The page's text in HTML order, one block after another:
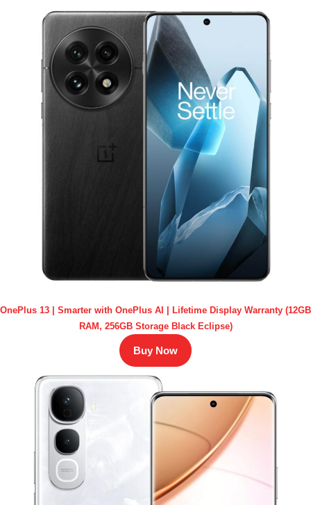
OnePlus 13 | Smarter with OnePlus AI | Lifetime Display Warranty (12GB
RAM, 256GB Storage Black Eclipse)
Buy Now